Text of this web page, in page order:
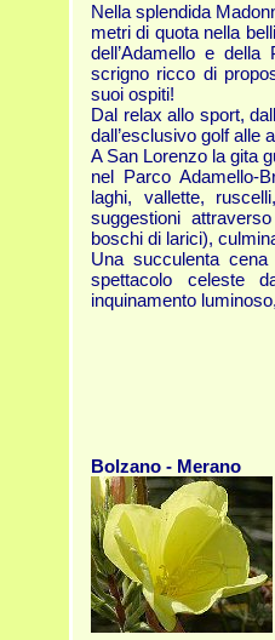
Nella splendida
metri di quota nella
dell’Adamello e della
scrigno ricco di
suoi ospiti!
Dal relax allo sport,
dall’esclusivo golf alle
A San Lorenzo la gita
nel Parco Adamello-
laghi, vallette,
suggestioni
boschi di larici),
Una succulenta
spettacolo celeste
inquinamento
Bolzano - Merano